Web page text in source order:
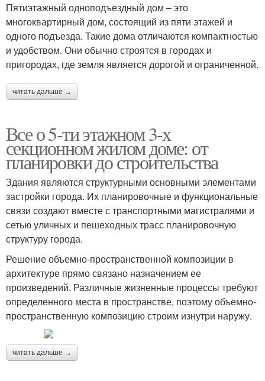
Пятиэтажный одноподъездный дом – это
многоквартирный дом, состоящий из пяти этажей и
одного подъезда. Такие дома отличаются компактностью
и удобством. Они обычно строятся в городах и
пригородах, где земля является дорогой и ограниченной.
читать дальше →
Все о 5-ти этажном 3-х
секционном жилом доме: от
планировки до строительства
Здания являются структурными основными элементами
застройки города. Их планировочные и функциональные
связи создают вместе с транспортными магистралями и
сетью уличных и пешеходных трасс планировочную
структуру города.
Решение объемно-пространственной композиции в
архитектуре прямо связано назначением ее
произведений. Различные жизненные процессы требуют
определенного места в пространстве, поэтому объемно-
пространственную композицию строим изнутри наружу.
читать дальше →